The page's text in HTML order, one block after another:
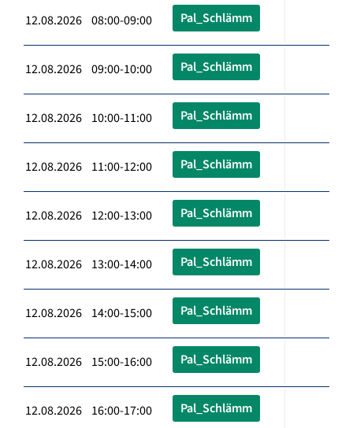
12.08.2026 08:00-09:00 Pal_Schlämm
12.08.2026 09:00-10:00 Pal_Schlämm
12.08.2026 10:00-11:00 Pal_Schlämm
12.08.2026 11:00-12:00 Pal_Schlämm
12.08.2026 12:00-13:00 Pal_Schlämm
12.08.2026 13:00-14:00 Pal_Schlämm
12.08.2026 14:00-15:00 Pal_Schlämm
12.08.2026 15:00-16:00 Pal_Schlämm
12.08.2026 16:00-17:00 Pal_Schlämm